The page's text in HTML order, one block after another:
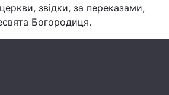
Лайт
Інциденти
звідки, за переказами,
Богородиця.